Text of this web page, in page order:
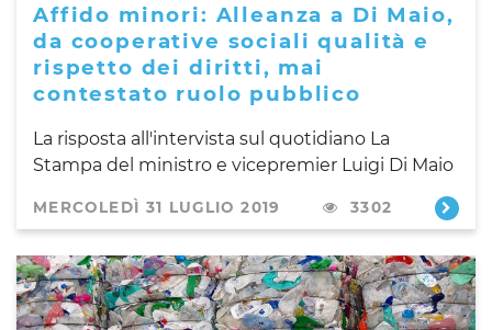
Affido minori: Alleanza a Di Maio,
da cooperative sociali qualità e
rispetto dei diritti, mai
contestato ruolo pubblico
La risposta all'intervista sul quotidiano La
Stampa del ministro e vicepremier Luigi Di Maio
MERCOLEDÌ 31 LUGLIO 2019 3302